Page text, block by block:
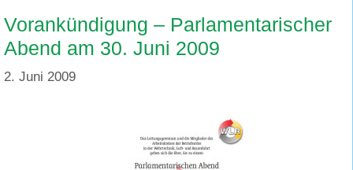
Vorankündigung – Parlamentarischer
Abend am 30. Juni 2009
2. Juni 2009